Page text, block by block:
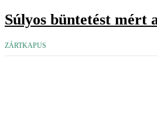
Súlyos büntetést mért
ZÁRTKAPUS